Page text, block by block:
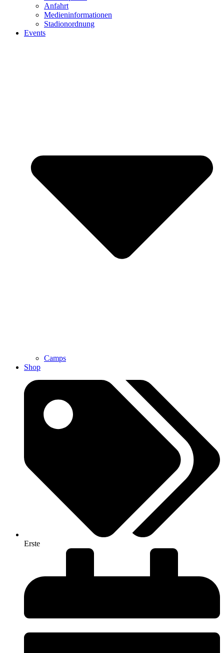
Anfahrt
Medieninformationen
Stadionordnung
Events
Camps
Shop
Erste